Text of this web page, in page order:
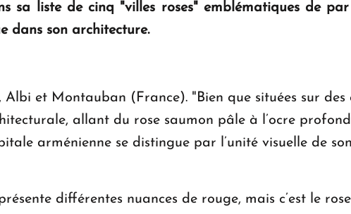
sa liste de cinq "villes roses" emblématiques de
dans son architecture.
et Montauban (France). "Bien que situées sur des
allant du rose saumon pâle à l’ocre
arménienne se distingue par l’unité visuelle de
différentes nuances de rouge, mais c’est le